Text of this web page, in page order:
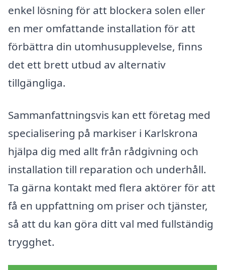
enkel lösning för att blockera solen eller
en mer omfattande installation för att
förbättra din utomhusupplevelse, finns
det ett brett utbud av alternativ
tillgängliga.
Sammanfattningsvis kan ett företag med
specialisering på markiser i Karlskrona
hjälpa dig med allt från rådgivning och
installation till reparation och underhåll.
Ta gärna kontakt med flera aktörer för att
få en uppfattning om priser och tjänster,
så att du kan göra ditt val med fullständig
trygghet.